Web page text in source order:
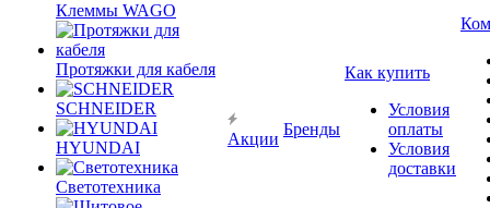
Клеммы WAGO
Протяжки для кабеля
SCHNEIDER
HYUNDAI
Светотехника
Акции
Бренды
Как купить
Условия
оплаты
Условия
доставки